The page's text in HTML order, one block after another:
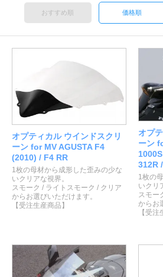
おすすめ順 価格順
オプティカル ウインドスクリ
ーン for MV AGUSTA F4
(2010) / F4 RR
1枚の母材から成形した歪みの少な
いクリアな視界。
スモーク / ライトスモーク / クリア
からお選びいただけます。
【受注生産商品】
オプ
ーン
312R
1枚の
いクリ
スモー
からお
【受注